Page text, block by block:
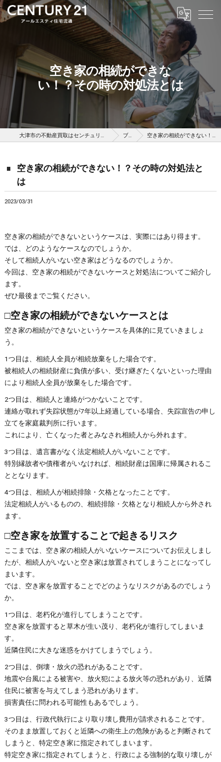
空き家の相続ができな
い！？その時の対処法とは
大津市の不動産買取はセンチュリー21アールエスティ住宅流通 ブログ 空き家の相続ができない！？その時の対処法とは
空き家の相続ができない！？その時の対処法と
は
2023/03/31
空き家の相続ができないというケースは、実際にはあり得ます。
では、どのようなケースなのでしょうか。
そして相続人がいない空き家はどうなるのでしょうか。
今回は、空き家の相続ができないケースと対処法についてご紹介し
ます。
ぜひ最後までご覧ください。
□空き家の相続ができないケースとは
空き家の相続ができないというケースを具体的に見ていきましょ
う。
1つ目は、相続人全員が相続放棄をした場合です。
被相続人の相続財産に負債が多い、受け継ぎたくないといった理由
により相続人全員が放棄をした場合です。
2つ目は、相続人と連絡がつかないことです。
連絡が取れず失踪状態が7年以上経過している場合、失踪宣告の申し
立てを家庭裁判所に行います。
これにより、亡くなった者とみなされ相続人から外れます。
3つ目は、遺言書がなく法定相続人がいないことです。
特別縁故者や債権者がいなければ、相続財産は国庫に帰属されるこ
ととなります。
4つ目は、相続人が相続排除・欠格となったことです。
法定相続人がいるものの、相続排除・欠格となり相続人から外され
ます。
□空き家を放置することで起きるリスク
ここまでは、空き家の相続人がいないケースについてお伝えしまし
たが、相続人がいないと空き家は放置されてしまうことになってし
まいます。
では、空き家を放置することでどのようなリスクがあるのでしょう
か。
1つ目は、老朽化が進行してしまうことです。
空き家を放置すると草木が生い茂り、老朽化が進行してしまいま
す。
近隣住民に大きな迷惑をかけてしまうでしょう。
2つ目は、倒壊・放火の恐れがあることです。
地震や台風による被害や、放火犯による放火等の恐れがあり、近隣
住民に被害を与えてしまう恐れがあります。
損害責任に問われる可能性もあるでしょう。
3つ目は、行政代執行により取り壊し費用が請求されることです。
そのまま放置しておくと近隣への衛生上の危険があると判断されて
しまうと、特定空き家に指定されてしまいます。
特定空き家に指定されてしまうと、行政による強制的な取り壊しが